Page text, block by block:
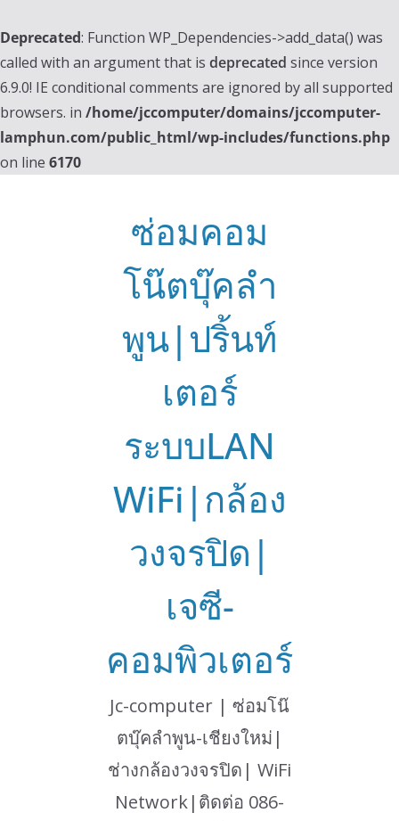
Deprecated: Function WP_Dependencies->add_data() was
called with an argument that is deprecated since version
6.9.0! IE conditional comments are ignored by all supported
browsers. in /home/jccomputer/domains/jccomputer-
lamphun.com/public_html/wp-includes/functions.php
on line 6170
ซ่อมคอม
โน๊ตบุ๊คลำ
พูน|ปริ้นท์
เตอร์
ระบบLAN
WiFi|กล้อง
วงจรปิด|
เจซี-
คอมพิวเตอร์
Jc-computer | ซ่อมโน๊
ตบุ๊คลำพูน-เชียงใหม่|
ช่างกล้องวงจรปิด| WiFi
Network|ติดต่อ 086-